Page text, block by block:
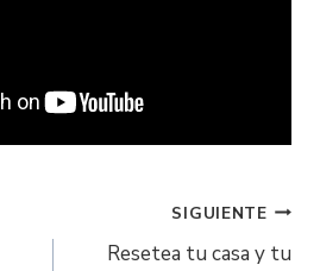
SIGUIENTE
Resetea tu casa y tu